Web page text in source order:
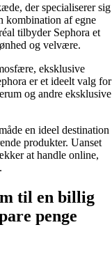
der specialiserer sig
kombination af egne
tilbyder Sephora et
og velvære.
eksklusive
er et ideelt valg for
og andre eksklusive
en ideel destination
produkter. Uanset
at handle online,
til en billig
penge